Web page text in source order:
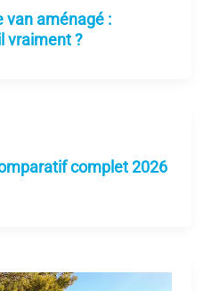
van aménagé :
vraiment ?
complet 2026